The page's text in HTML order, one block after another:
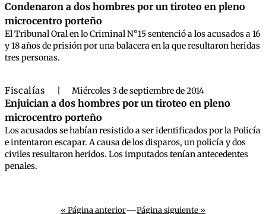
Condenaron a dos hombres por un tiroteo en pleno
microcentro porteño
El Tribunal Oral en lo Criminal N°15 sentenció a los acusados a 16
y 18 años de prisión por una balacera en la que resultaron heridas
tres personas.
Fiscalías Miércoles 3 de septiembre de 2014
Enjuician a dos hombres por un tiroteo en pleno
microcentro porteño
Los acusados se habían resistido a ser identificados por la Policía
e intentaron escapar. A causa de los disparos, un policía y dos
civiles resultaron heridos. Los imputados tenían antecedentes
penales.
« Página anterior—Página siguiente »